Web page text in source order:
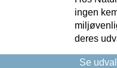
ingen
deres
Se